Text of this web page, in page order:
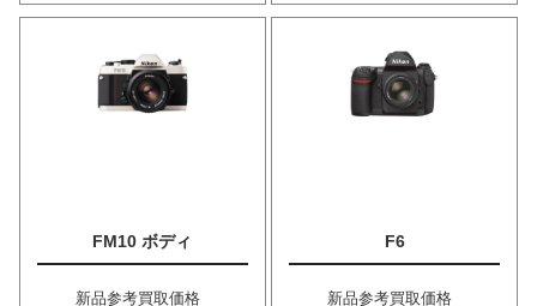
FM10 ボディ
新品参考買取価格
F6
新品参考買取価格